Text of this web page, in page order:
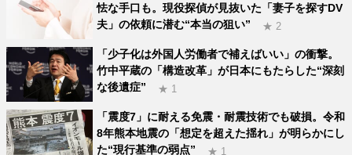
怯な手口も。現役探偵が見抜いた「妻子を探すDV
夫」の依頼に潜む“本当の狙い”
★ 2
「少子化は外国人労働者で補えばいい」の衝撃。
竹中平蔵の「構造改革」が日本にもたらした“深刻
な後遺症”
★ 1
「震度7」に耐える免震・耐震技術でも破損。令和
8年熊本地震の「想定を超えた揺れ」が明らかにし
た“現行基準の弱点”
★ 1